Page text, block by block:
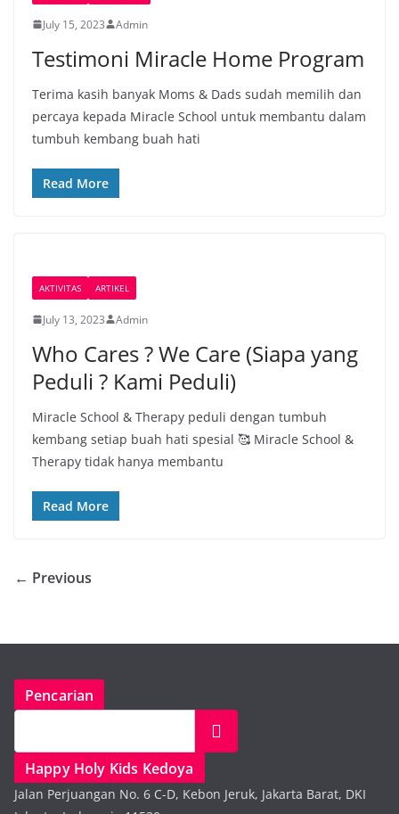
July 15, 2023 Admin
Testimoni Miracle Home Program
Terima kasih banyak Moms & Dads sudah memilih dan
percaya kepada Miracle School untuk membantu dalam
tumbuh kembang buah hati
Read More
AKTIVITAS ARTIKEL
July 13, 2023 Admin
Who Cares ? We Care (Siapa yang
Peduli ? Kami Peduli)
Miracle School & Therapy peduli dengan tumbuh
kembang setiap buah hati spesial 🥰 Miracle School &
Therapy tidak hanya membantu
Read More
← Previous
Pencarian
Search
Happy Holy Kids Kedoya
Jalan Perjuangan No. 6 C-D, Kebon Jeruk, Jakarta Barat, DKI